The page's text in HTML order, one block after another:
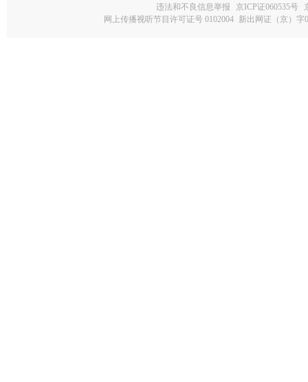
违法和不良信息举报
京ICP证060535号
网上传播视听节目许可证号 0102004 新出网证（京）